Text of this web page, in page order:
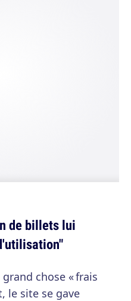
de billets lui
chose « frais
le site se gave